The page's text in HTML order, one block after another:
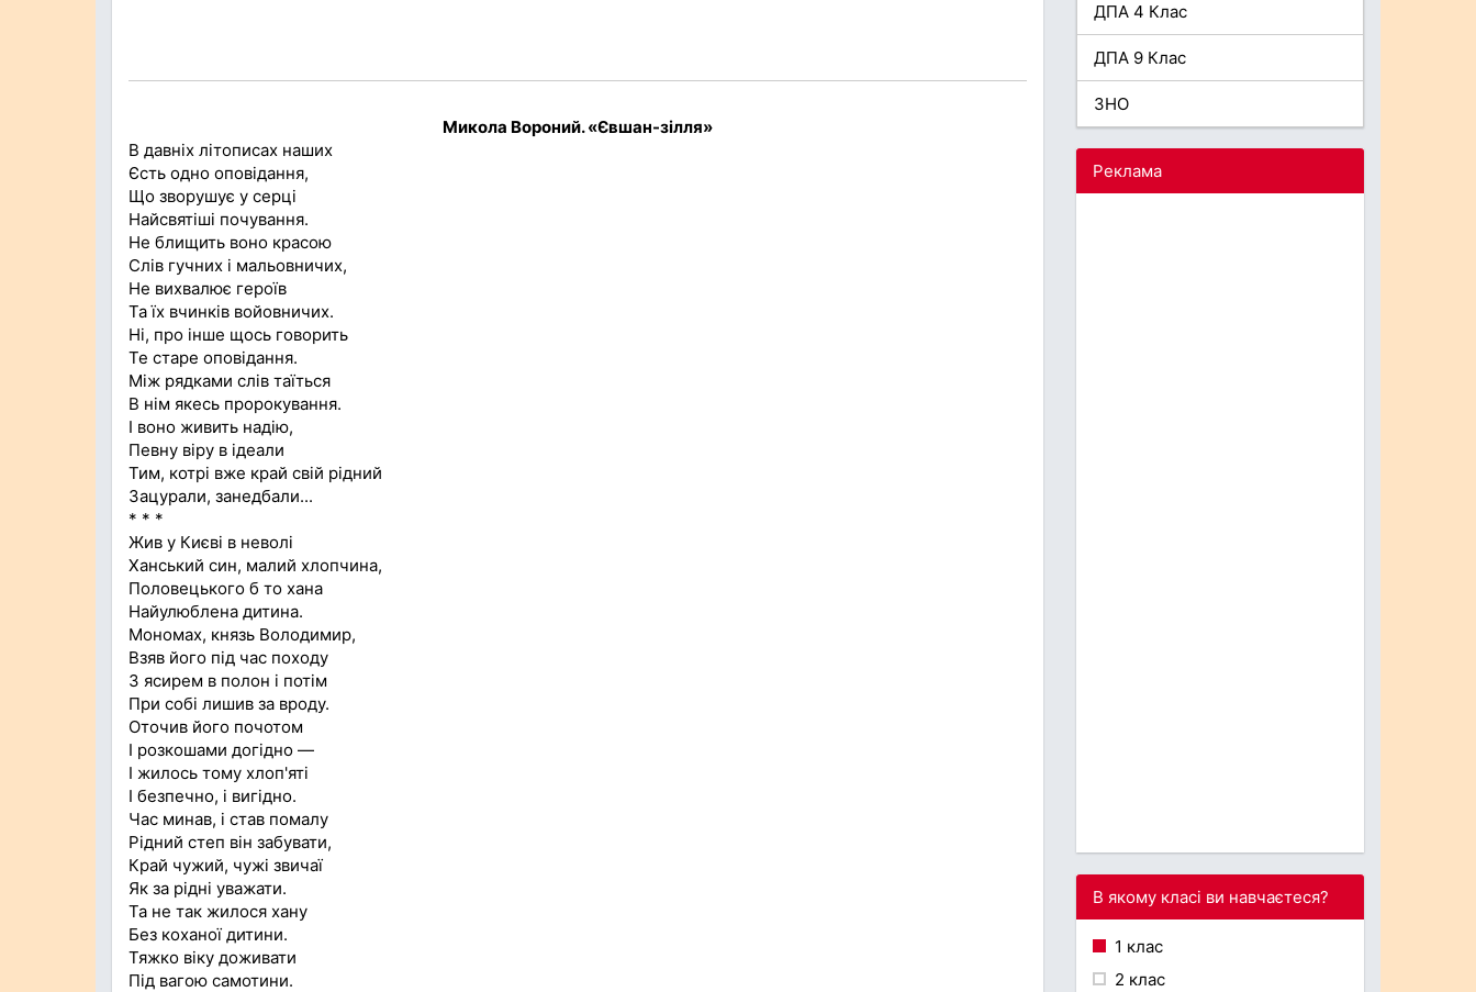
Микола Вороний. «Євшан-зілля»
В давніх літописах наших
Єсть одно оповідання,
Що зворушує у серці
Найсвятіші почування.
Не блищить воно красою
Слів гучних і мальовничих,
Не вихвалює героїв
Та їх вчинків войовничих.
Ні, про інше щось говорить
Те старе оповідання.
Між рядками слів таїться
В нім якесь пророкування.
І воно живить надію,
Певну віру в ідеали
Тим, котрі вже край свій рідний
Зацурали, занедбали...
* * *
Жив у Києві в неволі
Ханський син, малий хлопчина,
Половецького б то хана
Найулюблена дитина.
Мономах, князь Володимир,
Взяв його під час походу
З ясирем в полон і потім
При собі лишив за вроду.
Оточив його почотом
І розкошами догідно —
І жилось тому хлоп'яті
І безпечно, і вигідно.
Час минав, і став помалу
Рідний степ він забувати,
Край чужий, чужі звичаї
Як за рідні уважати.
Та не так жилося хану
Без коханої дитини.
Тяжко віку доживати
Під вагою самотини.
ДПА 4 Клас
ДПА 9 Клас
ЗНО
Реклама
В якому класі ви навчаєтеся?
1 клас
2 клас